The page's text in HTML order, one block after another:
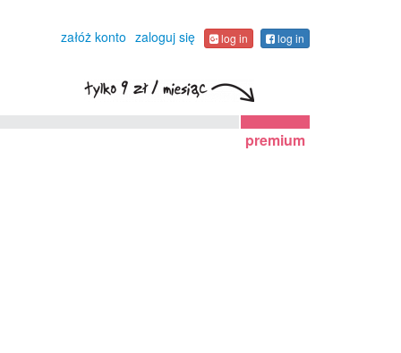
załóż konto zaloguj się log in log in
premium